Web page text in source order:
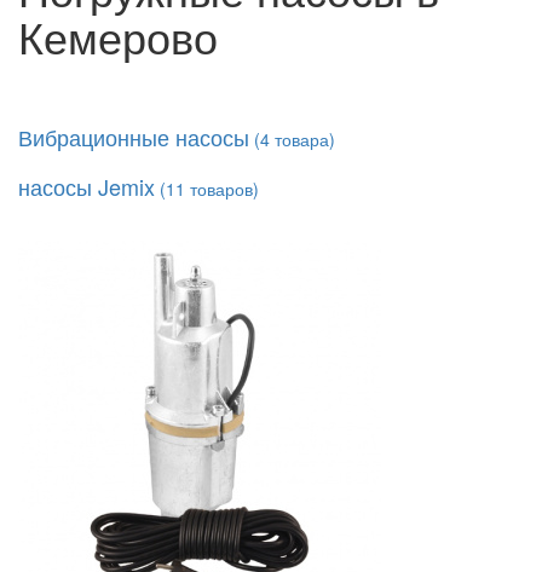
Кемерово
Вибрационные насосы (4 товара)
насосы Jemix (11 товаров)